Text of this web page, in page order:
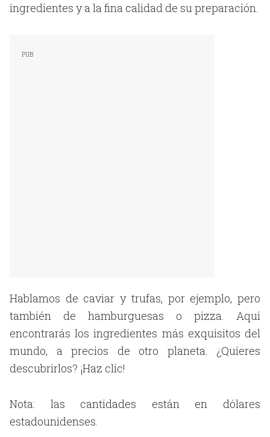
ingredientes y a la fina calidad de su preparación.
Hablamos de caviar y trufas, por ejemplo, pero
también de hamburguesas o pizza. Aquí
encontrarás los ingredientes más exquisitos del
mundo, a precios de otro planeta. ¿Quieres
descubrirlos? ¡Haz clic!
Nota: las cantidades están en dólares
estadounidenses.